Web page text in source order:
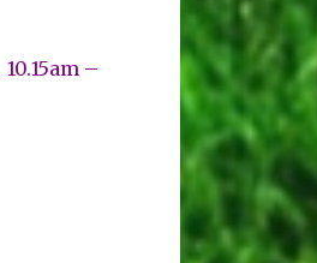
10.15am –